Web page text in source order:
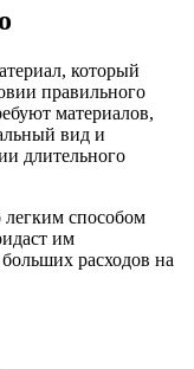
который
правильного
материалов,
вид и
длительного
способом
им
расходов на